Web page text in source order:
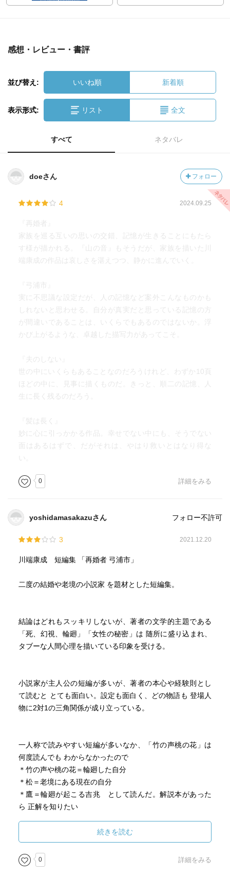
感想・レビュー・書評
並び替え: いいね順 新着順
表示形式: リスト 全文
すべて ネタバレ
doeさん フォロー
4 2024.09.25
『再婚者』
家族を巡る互いの思いの交錯、記憶が生きることにもたら
す様が描かれる。『山の音』もそうだが、家族を描いた川
端康成の作品は哀しさを湛えつつ、静かに進んでいく。
『弓浦市』
実に不思議な設定だが、人の記憶など案外こんなものかも
しれないと思わせる。自分が真実だと思っている記憶の方
が間違いであることは、いくらでもあるのではないか。浮
かび上がるような、卓越した描写力があってこそ。
『夫のしない』
世の中にいくらもあることなのだろうけれど、わずか10頁
ほどの中に、見事に描くものだ。きっと、順二の記憶、人
生に長く残るのだろう。
『髪は長く』
妙に心に引っかかる作品。幸せでない中にも、そうでない
面はあるはずで、だがそれは、やはり救いとはなり得な
い。
0 詳細をみる
yoshidamasakazuさん フォロー不許可
3 2021.12.20
川端康成 短編集 「再婚者 弓浦市」
二度の結婚や老境の小説家 を題材とした短編集。
結論はどれもスッキリしないが、著者の文学的主題である
「死、幻視、輪廻」「女性の秘密」は 随所に盛り込まれ、
タブーな人間心理を描いている印象を受ける。
小説家が主人公の短編が多いが、著者の本心や経験則とし
て読むと とても面白い。設定も面白く、どの物語も 登場人
物に2対1の三角関係が成り立っている。
一人称で読みやすい短編が多いなか、「竹の声桃の花」は
何度読んでも わからなかったので
＊竹の声や桃の花＝輪廻した自分
＊松＝老境にある現在の自分
＊鷹＝輪廻が起こる吉兆 として読んだ。解説本があった
ら 正解を知りたい
「夢がつくった小説」は著者の作家としての苦しみや本心
を垣間見える〜「頭がすっかりぼけてしまった時に夢がつ
続きを読む
0 詳細をみる